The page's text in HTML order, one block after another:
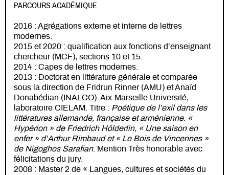
PARCOURS ACADÉMIQUE
2016 : Agrégations externe et interne de lettres
modernes.
2015 et 2020 : qualification aux fonctions d’enseignant
chercheur (MCF), sections 10 et 15.
2014 : Capes de lettres modernes.
2013 : Doctorat en littérature générale et comparée
sous la direction de Fridrun Rinner (AMU) et Anaïd
Donabédian (INALCO). Aix-Marseille Université,
laboratoire CIELAM. Titre : Poétique de l’exil dans les
littératures allemande, française et arménienne. «
Hypérion » de Friedrich Hölderlin, « Une saison en
enfer » d’Arthur Rimbaud et « Le Bois de Vincennes »
de Nigoghos Sarafian. Mention Très honorable avec
félicitations du jury.
2008 : Master 2 de « Langues, cultures et sociétés du